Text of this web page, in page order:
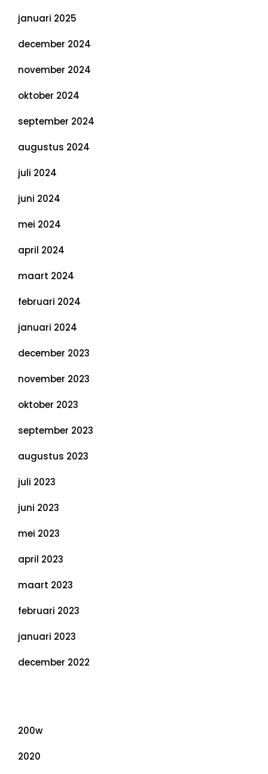
januari 2025
december 2024
november 2024
oktober 2024
september 2024
augustus 2024
juli 2024
juni 2024
mei 2024
april 2024
maart 2024
februari 2024
januari 2024
december 2023
november 2023
oktober 2023
september 2023
augustus 2023
juli 2023
juni 2023
mei 2023
april 2023
maart 2023
februari 2023
januari 2023
december 2022
200w
2020